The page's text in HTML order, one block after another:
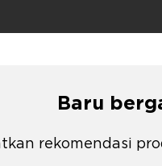
Baru
rekomendasi